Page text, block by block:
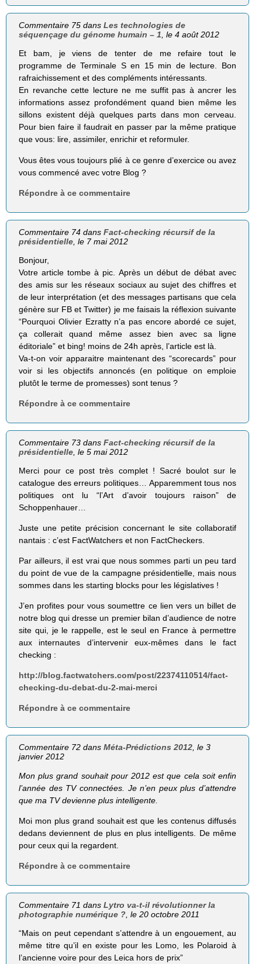
Commentaire 75 dansLes technologies de
séquençage du génome humain – 1, le 4 août 2012
Et bam, je viens de tenter de me refaire tout le
programme de Terminale S en 15 min de lecture. Bon
rafraichissement et des compléments intéressants.
En revanche cette lecture ne me suffit pas à ancrer les
informations assez profondément quand bien même les
sillons existent déjà quelques parts dans mon cerveau.
Pour bien faire il faudrait en passer par la même pratique
que vous: lire, assimiler, enrichir et reformuler.
Vous êtes vous toujours plié à ce genre d’exercice ou avez
vous commencé avec votre Blog ?
Répondre à ce commentaire
Commentaire 74 dansFact-checking récursif de la
présidentielle , le 7 mai 2012
Bonjour,
Votre article tombe à pic. Après un début de débat avec
des amis sur les réseaux sociaux au sujet des chiffres et
de leur interprétation (et des messages partisans que cela
génère sur FB et Twitter) je me faisais la réflexion suivante
“Pourquoi Olivier Ezratty n’a pas encore abordé ce sujet,
ça collerait quand même assez bien avec sa ligne
éditoriale” et bing! moins de 24h après, l’article est là.
Va-t-on voir apparaitre maintenant des “scorecards” pour
voir si les objectifs annoncés (en politique on emploie
plutôt le terme de promesses) sont tenus ?
Répondre à ce commentaire
Commentaire 73 dansFact-checking récursif de la
présidentielle , le 5 mai 2012
Merci pour ce post très complet ! Sacré boulot sur le
catalogue des erreurs politiques… Apparemment tous nos
politiques ont lu “l’Art d’avoir toujours raison” de
Schoppenhauer…
Juste une petite précision concernant le site collaboratif
nantais : c’est FactWatchers et non FactCheckers.
Par ailleurs, il est vrai que nous sommes parti un peu tard
du point de vue de la campagne présidentielle, mais nous
sommes dans les starting blocks pour les législatives !
J’en profites pour vous soumettre ce lien vers un billet de
notre blog qui dresse un premier bilan d’audience de notre
site qui, je le rappelle, est le seul en France à permettre
aux internautes d’intervenir eux-mêmes dans le fact
checking :
http://blog.factwatchers.com/post/22374110514/fact-
checking-du-debat-du-2-mai-merci
Répondre à ce commentaire
Commentaire 72 dansMéta-Prédictions 2012, le 3
janvier 2012
Mon plus grand souhait pour 2012 est que cela soit enfin
l’année des TV connectées. Je n’en peux plus d’attendre
que ma TV devienne plus intelligente.
Moi mon plus grand souhait est que les contenus diffusés
dedans deviennent de plus en plus intelligents. De même
pour ceux qui la regardent.
Répondre à ce commentaire
Commentaire 71 dansLytro va-t-il révolutionner la
photographie numérique ? , le 20 octobre 2011
“Mais on peut cependant s’attendre à un engouement, au
même titre qu’il en existe pour les Lomo, les Polaroid à
l’ancienne voire pour des Leica hors de prix”